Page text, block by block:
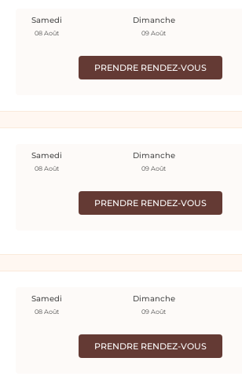
PRENDRE RENDEZ-VOUS
Samedi
08 Août
Dimanche
09 Août
PRENDRE RENDEZ-VOUS
Samedi
08 Août
Dimanche
09 Août
PRENDRE RENDEZ-VOUS
Samedi
08 Août
Dimanche
09 Août